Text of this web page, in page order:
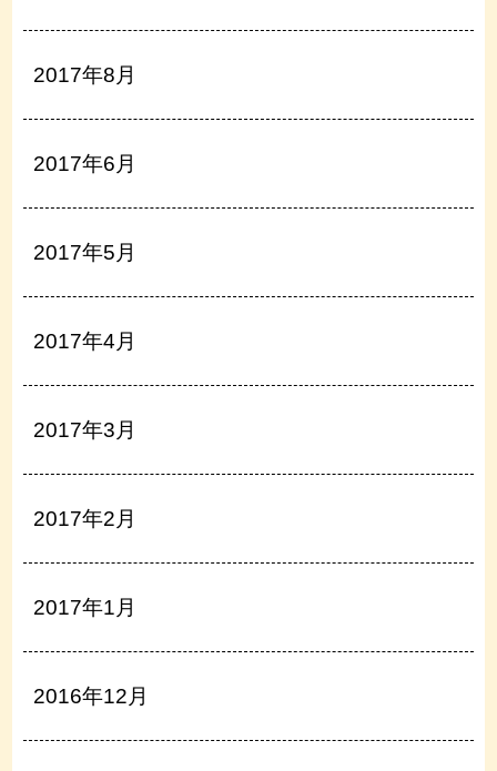
2017年8月
2017年6月
2017年5月
2017年4月
2017年3月
2017年2月
2017年1月
2016年12月